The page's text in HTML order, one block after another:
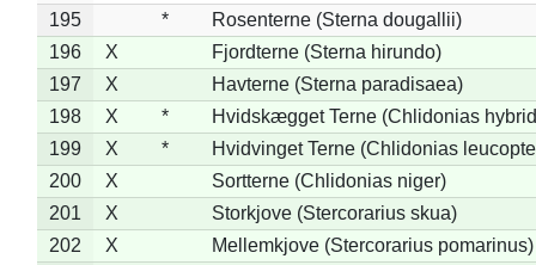
195
*
Rosenterne (Sterna dougallii)
196
X
Fjordterne (Sterna hirundo)
197
X
Havterne (Sterna paradisaea)
198
X *
Hvidskægget Terne (Chlidonias
199
X *
Hvidvinget Terne (Chlidonias
200
X
Sortterne (Chlidonias niger)
201
X
Storkjove (Stercorarius skua)
202
X
Mellemkjove (Stercorarius pomarinus)